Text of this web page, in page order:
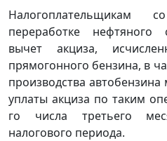
Налогоплательщикам
переработке нефтяного
вычет акциза,
прямогонного бензина, в
производства
уплаты акциза по таким
го числа третьего
налогового периода.